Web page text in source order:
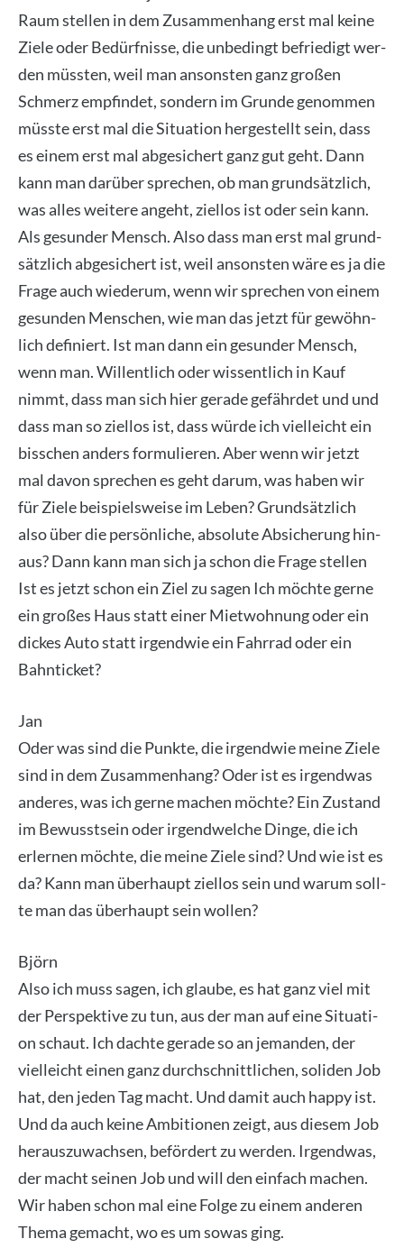
Raum stel­len in dem Zusam­men­hang erst mal kei­ne
Zie­le oder Bedürf­nis­se, die unbe­dingt befrie­digt wer­
den müss­ten, weil man ansons­ten ganz gro­ßen
Schmerz emp­fin­det, son­dern im Grun­de genom­men
müss­te erst mal die Situa­ti­on her­ge­stellt sein, dass
es einem erst mal abge­si­chert ganz gut geht. Dann
kann man dar­über spre­chen, ob man grund­sätz­lich,
was alles wei­te­re angeht, ziel­los ist oder sein kann.
Als gesun­der Mensch. Also dass man erst mal grund­
sätz­lich abge­si­chert ist, weil ansons­ten wäre es ja die
Fra­ge auch wie­der­um, wenn wir spre­chen von einem
gesun­den Men­schen, wie man das jetzt für gewöhn­
lich defi­niert. Ist man dann ein gesun­der Mensch,
wenn man. Wil­lent­lich oder wis­sent­lich in Kauf
nimmt, dass man sich hier gera­de gefähr­det und und
dass man so ziel­los ist, dass wür­de ich viel­leicht ein
biss­chen anders for­mu­lie­ren. Aber wenn wir jetzt
mal davon spre­chen es geht dar­um, was haben wir
für Zie­le bei­spiels­wei­se im Leben? Grund­sätz­lich
also über die per­sön­li­che, abso­lu­te Absi­che­rung hin­
aus? Dann kann man sich ja schon die Fra­ge stel­len
Ist es jetzt schon ein Ziel zu sagen Ich möch­te ger­ne
ein gro­ßes Haus statt einer Miet­woh­nung oder ein
dickes Auto statt irgend­wie ein Fahr­rad oder ein
Bahn­ti­cket?
Jan
Oder was sind die Punk­te, die irgend­wie mei­ne Zie­le
sind in dem Zusam­men­hang? Oder ist es irgend­was
ande­res, was ich ger­ne machen möch­te? Ein Zustand
im Bewusst­sein oder irgend­wel­che Din­ge, die ich
erler­nen möch­te, die mei­ne Zie­le sind? Und wie ist es
da? Kann man über­haupt ziel­los sein und war­um soll­
te man das über­haupt sein wol­len?
Björn
Also ich muss sagen, ich glau­be, es hat ganz viel mit
der Per­spek­ti­ve zu tun, aus der man auf eine Situa­ti­
on schaut. Ich dach­te gera­de so an jeman­den, der
viel­leicht einen ganz durch­schnitt­li­chen, soli­den Job
hat, den jeden Tag macht. Und damit auch hap­py ist.
Und da auch kei­ne Ambi­tio­nen zeigt, aus die­sem Job
her­aus­zu­wach­sen, beför­dert zu wer­den. Irgend­was,
der macht sei­nen Job und will den ein­fach machen.
Wir haben schon mal eine Fol­ge zu einem ande­ren
The­ma gemacht, wo es um sowas ging.